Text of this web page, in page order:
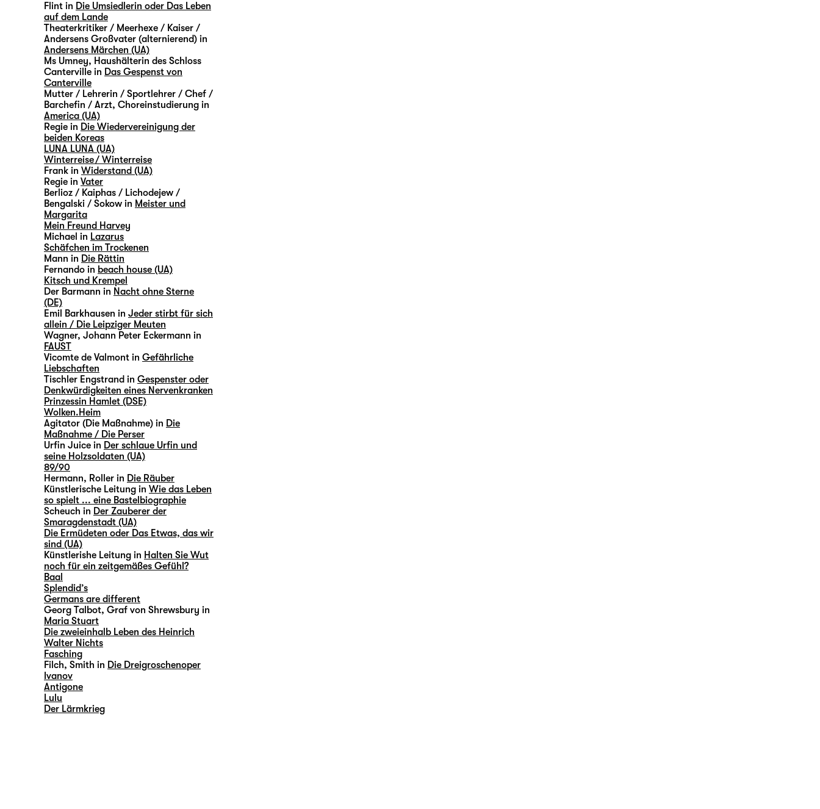
Flint in Die Umsiedlerin oder Das Leben
auf dem Lande
Theaterkritiker / Meerhexe / Kaiser /
Andersens Großvater (alternierend) in
Andersens Märchen (UA)
Ms Umney, Haushälterin des Schloss
Canterville in Das Gespenst von
Canterville
Mutter / Lehrerin / Sportlehrer / Chef /
Barchefin / Arzt, Choreinstudierung in
America (UA)
Regie in Die Wiedervereinigung der
beiden Koreas
LUNA LUNA (UA)
Winterreise / Winterreise
Frank in Widerstand (UA)
Regie in Vater
Berlioz / Kaiphas / Lichodejew /
Bengalski / Sokow in Meister und
Margarita
Mein Freund Harvey
Michael in Lazarus
Schäfchen im Trockenen
Mann in Die Rättin
Fernando in beach house (UA)
Kitsch und Krempel
Der Barmann in Nacht ohne Sterne
(DE)
Emil Barkhausen in Jeder stirbt für sich
allein / Die Leipziger Meuten
Wagner, Johann Peter Eckermann in
FAUST
Vicomte de Valmont in Gefährliche
Liebschaften
Tischler Engstrand in Gespenster oder
Denkwürdigkeiten eines Nervenkranken
Prinzessin Hamlet (DSE)
Wolken.Heim
Agitator (Die Maßnahme) in Die
Maßnahme / Die Perser
Urfin Juice in Der schlaue Urfin und
seine Holzsoldaten (UA)
89/90
Hermann, Roller in Die Räuber
Künstlerische Leitung in Wie das Leben
so spielt ... eine Bastelbiographie
Scheuch in Der Zauberer der
Smaragdenstadt (UA)
Die Ermüdeten oder Das Etwas, das wir
sind (UA)
Künstlerishe Leitung in Halten Sie Wut
noch für ein zeitgemäßes Gefühl?
Baal
Splendid’s
Germans are different
Georg Talbot, Graf von Shrewsbury in
Maria Stuart
Die zweieinhalb Leben des Heinrich
Walter Nichts
Fasching
Filch, Smith in Die Dreigroschenoper
Ivanov
Antigone
Lulu
Der Lärmkrieg